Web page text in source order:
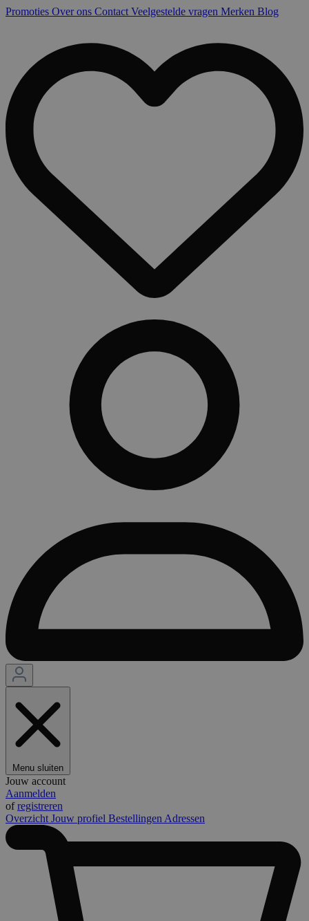
Promoties Over ons Contact Veelgestelde vragen Merken Blog
Menu sluiten
Jouw account
Aanmelden
ofregistreren
Overzicht Jouw profiel Bestellingen Adressen